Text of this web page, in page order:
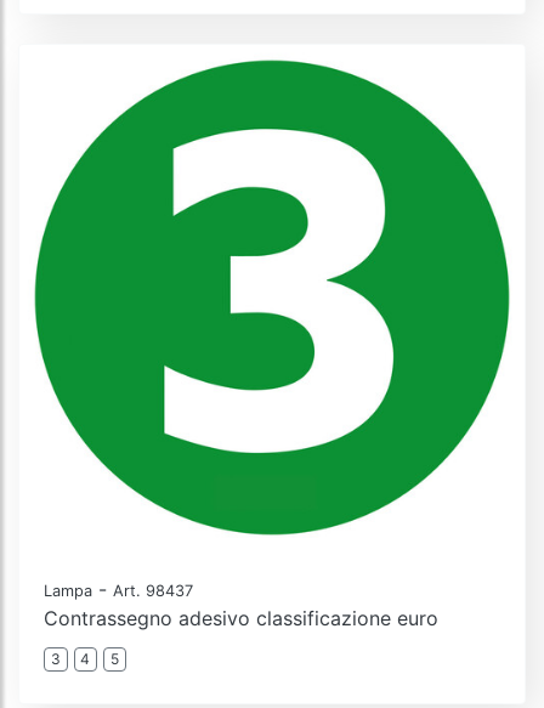
Lampa - Art. 98437
Contrassegno adesivo classificazione euro
3 4 5